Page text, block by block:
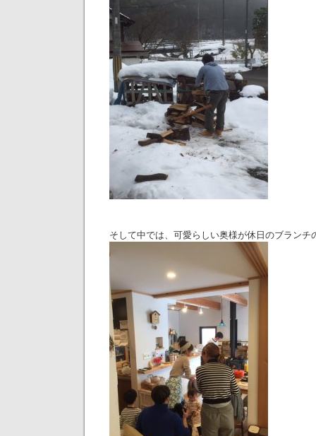
そして中では、可愛らしい奥様が休日のブランチ